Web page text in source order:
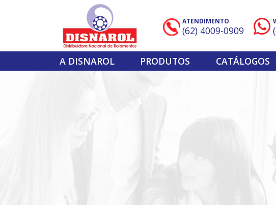
ATENDIMENTO
(62) 4009-0909
A DISNAROL PRODUTOS CATÁLOGOS